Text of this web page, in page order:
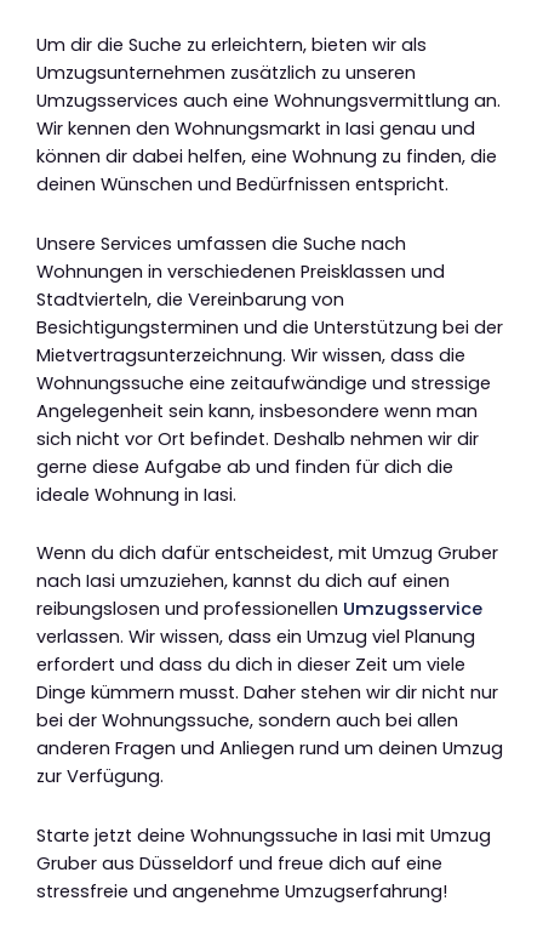
Um dir die Suche zu erleichtern, bieten wir als
Umzugsunternehmen zusätzlich zu unseren
Umzugsservices auch eine Wohnungsvermittlung an.
Wir kennen den Wohnungsmarkt in Iasi genau und
können dir dabei helfen, eine Wohnung zu finden, die
deinen Wünschen und Bedürfnissen entspricht.
Unsere Services umfassen die Suche nach
Wohnungen in verschiedenen Preisklassen und
Stadtvierteln, die Vereinbarung von
Besichtigungsterminen und die Unterstützung bei der
Mietvertragsunterzeichnung. Wir wissen, dass die
Wohnungssuche eine zeitaufwändige und stressige
Angelegenheit sein kann, insbesondere wenn man
sich nicht vor Ort befindet. Deshalb nehmen wir dir
gerne diese Aufgabe ab und finden für dich die
ideale Wohnung in Iasi.
Wenn du dich dafür entscheidest, mit Umzug Gruber
nach Iasi umzuziehen, kannst du dich auf einen
reibungslosen und professionellen Umzugsservice
verlassen. Wir wissen, dass ein Umzug viel Planung
erfordert und dass du dich in dieser Zeit um viele
Dinge kümmern musst. Daher stehen wir dir nicht nur
bei der Wohnungssuche, sondern auch bei allen
anderen Fragen und Anliegen rund um deinen Umzug
zur Verfügung.
Starte jetzt deine Wohnungssuche in Iasi mit Umzug
Gruber aus Düsseldorf und freue dich auf eine
stressfreie und angenehme Umzugserfahrung!